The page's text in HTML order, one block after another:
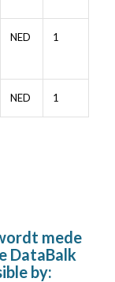
NED 1
NED 1
mede
DataBalk
by: